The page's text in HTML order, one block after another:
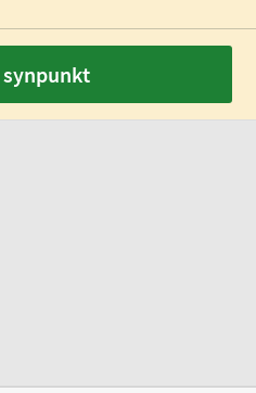
synpunkt